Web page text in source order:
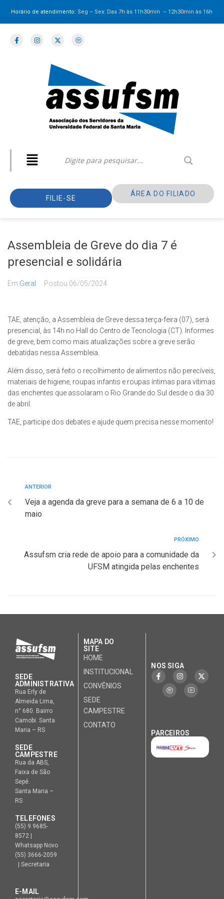
Horário de atendimento: Seg – Sex: Das 7h às 11h30min – 12h30minàs 16h
FILIE-SE
ÁREA DO FILIADO
Assembleia de Greve do dia 7 é
presencial e solidária
Em Geral Postou 06/05/2024
TAE, atenção, a Assembleia de Greve dessa terça-feira (07), será
presencial, às 14h no Hall do Centro de Tecnologia (CT). Informes
de greve, bem como mais atualizações sobre a greve serão
debatidas nessa Assembleia.
Além disso, será feito o recolhimento de alimentos não perecíveis,
materiais de higiene, roupas infantis e roupas íntimas para vítimas
das enchentes que assolaram o Rio Grande do Sul desde o dia 30
de abril.
TAE, participe dos debates e ajude quem precisa nesse momento!
ANTERIOR
Veja a agenda da greve para a semana de 6 a 10 de
maio
PRÓXIMO
Assufsm cria rede de apoio para a comunidade da
UFSM atingida pelas enchentes
SEDE
ADMINISTRATIVA
Rua Erly de
Almeida Lima,
n° 680. Bairro
Camobi. Santa
Maria – RS
SEDE
CAMPESTRE
Rua da ABS,
Faixa de São
Sepé.
Santa Maria –
RS
TELEFONES
(55) 9.9685-
8572 |
Whatsapp Novo
(55) 3666-2059
| Secretaria
E-MAIL
MAPA DO
SITE
HOME
INSTITUCIONAL
CONVÊNIOS
SEDE
CAMPESTRE
CONTATO
NOS SIGA
PARCEIROS